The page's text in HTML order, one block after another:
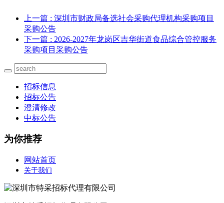
上一篇 : 深圳市财政局备选社会采购代理机构采购项目
采购公告
下一篇 : 2026-2027年龙岗区吉华街道食品综合管控服务
采购项目采购公告
招标信息
招标公告
澄清修改
中标公告
为你推荐
网站首页
关于我们